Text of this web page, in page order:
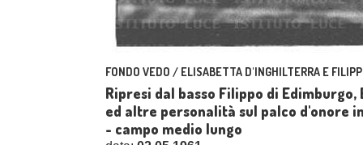
FONDO VEDO / ELISABETTA D'INGHILTERRA E
Ripresi dal basso Filippo di
ed altre personalità sul palco d'onore
- campo medio lungo